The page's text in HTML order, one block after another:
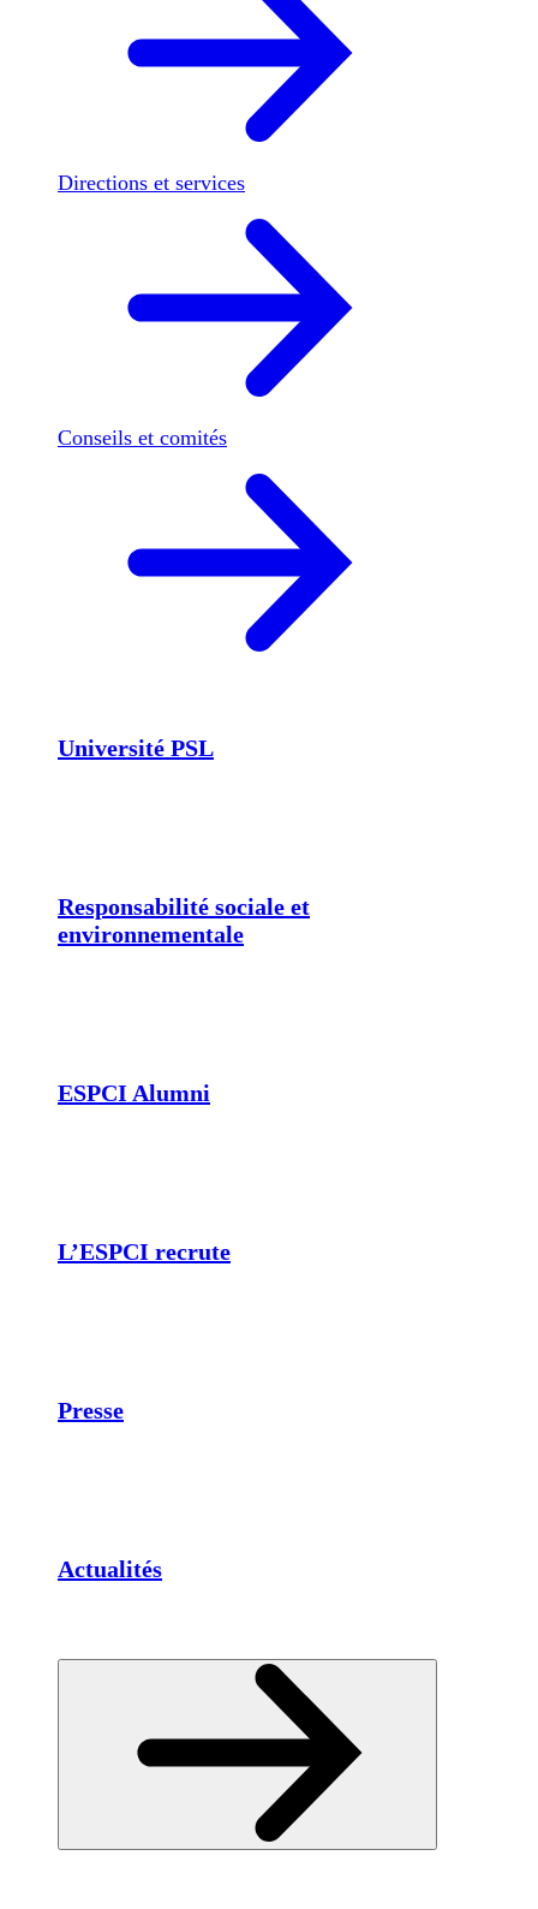
Directions et services
Conseils et comités
Université PSL
Responsabilité sociale et
environnementale
ESPCI Alumni
L’ESPCI recrute
Presse
Actualités